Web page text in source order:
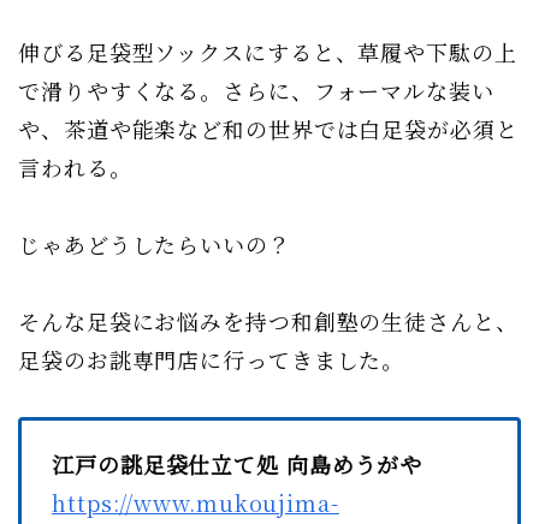
伸びる足袋型ソックスにすると、草履や下駄の上
で滑りやすくなる。さらに、フォーマルな装い
や、茶道や能楽など和の世界では白足袋が必須と
言われる。
じゃあどうしたらいいの？
そんな足袋にお悩みを持つ和創塾の生徒さんと、
足袋のお誂専門店に行ってきました。
江戸の誂足袋仕立て処 向島めうがや
https://www.mukoujima-